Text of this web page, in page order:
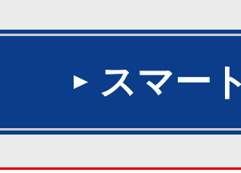
スマー